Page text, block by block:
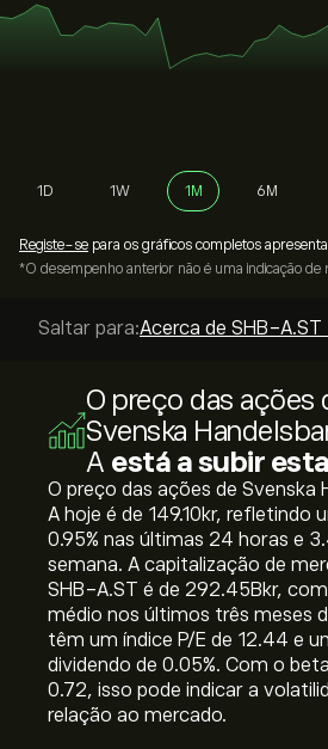
1D 1W 1M 6M
Registe-se para os gráficos completos
*O desempenho anterior não é uma indicação
Saltar para:Acerca de SHB-A.ST
O preço das ações
Svenska
A está a subir
O preço das ações de Svenska
A hoje é de 149.10‎kr‎, refletindo
‎0.95‎% nas últimas 24 horas e
semana. A capitalização de
SHB-A.ST é de 292.45B‎kr‎,
médio nos últimos três meses
têm um índice P/E de 12.44 e
dividendo de 0.05%. Com o
0.72, isso pode indicar a
relação ao mercado.